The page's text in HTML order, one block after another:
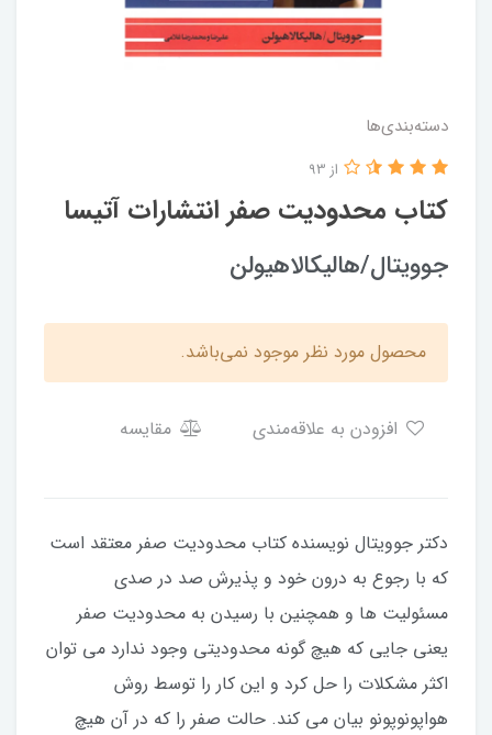
دسته‌بندی‌ها
کتاب محدودیت صفر انتشارات آتیسا
از 93
جوویتال/هالیکالاهیولن
محصول مورد نظر موجود نمی‌باشد.
مقایسه
دکتر جوویتال نویسنده کتاب محدودیت صفر معتقد است
که با رجوع به درون خود و پذیرش صد در صدی
مسئولیت ها و همچنین با رسیدن به محدودیت صفر
یعنی جایی که هیچ گونه محدودیتی وجود ندارد می توان
اکثر مشکلات را حل کرد و این کار را توسط روش
هواپونوپونو بیان می کند. حالت صفر را که در آن هیچ